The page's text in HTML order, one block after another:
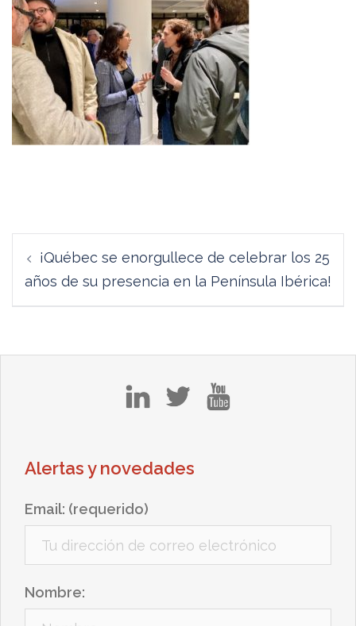
de
entradas
¡Québec se enorgullece de celebrar los 25
años de su presencia en la Península Ibérica!
Alertas y novedades
Email: (requerido)
Nombre: